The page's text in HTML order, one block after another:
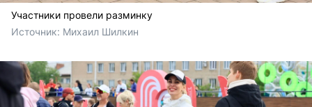
Участники провели разминку
Источник: Михаил Шилкин